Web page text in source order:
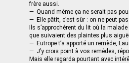
frère aussi.
— Quand même ça ne serait pas
— Elle pâtit, c’est sûr : on ne peut
Ils s’approchèrent du lit où la
que suivaient des plaintes plus
— Eutrope t’a apporté un remède,
— J’y crois point à vos remèdes,
Mais elle regarda pourtant avec